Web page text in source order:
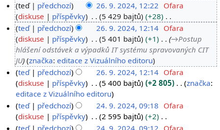
6
2
4
teď předchozí 26. 9. 2024, 12:22 Ofara
diskuse
příspěvky 5 429 bajtů
+28
B
e
z
s
h
r
n
u
t
í
teď předchozí 26. 9. 2024, 12:14 Ofara
diskuse
příspěvky 5 401 bajtů +1 →Postup
hlášení odstávek a výpadků IT systému spravovaných CIT
JU
značka:editace z Vizuálního editoru
teď
předchozí 26. 9. 2024, 12:14 Ofara
diskuse
příspěvky 5 400 bajtů
+2 805
B
e
z
s
značka:
editace z Vizuálního editoru
teď předchozí 24. 9. 2024, 09:18 Ofara
diskuse
příspěvky 2 595 bajtů
+2
B